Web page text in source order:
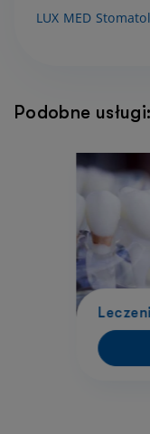
LUX MED
Podobne usługi: